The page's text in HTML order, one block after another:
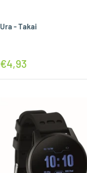
Ura - Takai
€4,93